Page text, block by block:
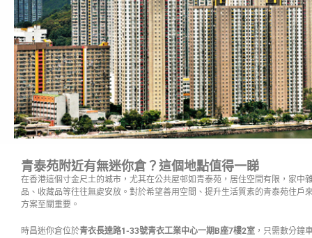
青泰苑附近有無迷你倉？這個地點值得一睇
在香港這個寸金尺土的城市，尤其在公共屋邨如青泰苑，居住空間有限，家中
品、收藏品等往往無處安放。對於希望善用空間、提升生活質素的青泰苑住戶
方案至關重要。
時昌迷你倉位於青衣長達路1-33號青衣工業中心一期B座7樓2室 ，只需數分鐘